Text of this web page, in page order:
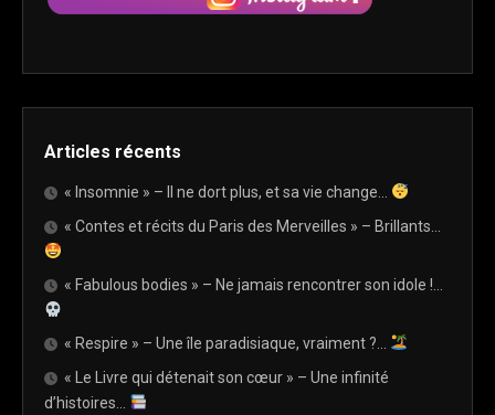
Articles récents
« Insomnie » – Il ne dort plus, et sa vie change…
« Contes et récits du Paris des Merveilles » – Brillants…
« Fabulous bodies » – Ne jamais rencontrer son idole !…
« Respire » – Une île paradisiaque, vraiment ?…
« Le Livre qui détenait son cœur » – Une infinité
d’histoires…